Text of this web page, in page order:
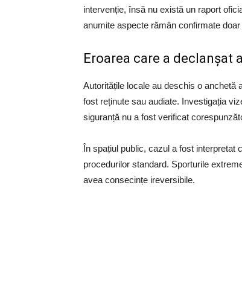
intervenție, însă nu există un raport
anumite aspecte rămân confirmate doar
Eroarea care a declanșat
Autoritățile locale au deschis o anchetă
fost reținute sau audiate. Investigația
siguranță nu a fost verificat
În spațiul public, cazul a fost interpretat
procedurilor standard. Sporturile
avea consecințe ireversibile.